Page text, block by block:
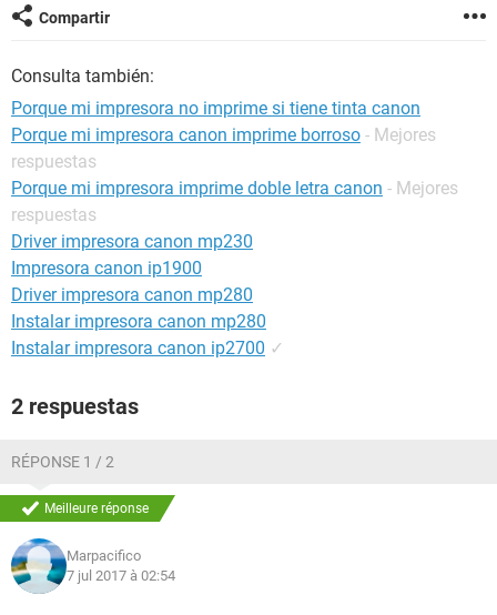
Fine tengo que destapado sino no llega. El error siempre está
AYUDA!!
Compartir
Consulta también:
Porque mi impresora no imprime si tiene tinta canon
Porque mi impresora canon imprime borroso - Mejores
respuestas
Porque mi impresora imprime doble letra canon - Mejores
respuestas
Driver impresora canon mp230
Impresora canon ip1900
Driver impresora canon mp280
Instalar impresora canon mp280
Instalar impresora canon ip2700 ✓
2 respuestas
RÉPONSE 1 / 2
Meilleure réponse
Marpacifico
7 jul 2017 à 02:54